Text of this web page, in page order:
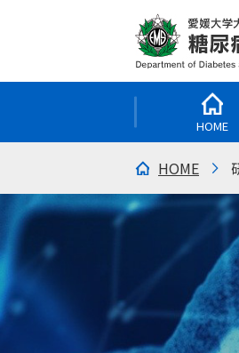
HOME
HOME